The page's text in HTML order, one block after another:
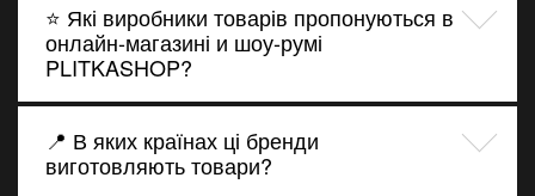
⭐ Які виробники товарів пропонуються в
онлайн-магазині и шоу-румі
PLITKASHOP?
📍 В яких країнах ці бренди
виготовляють товари?